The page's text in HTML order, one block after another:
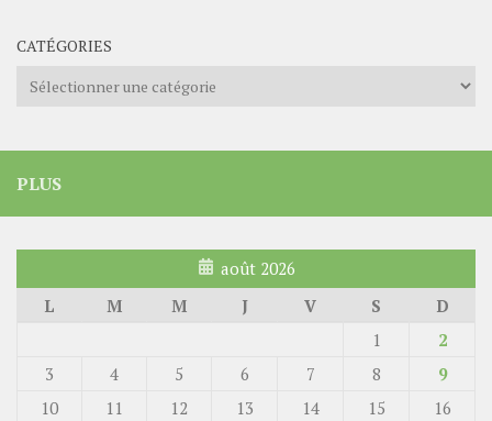
CATÉGORIES
Catégories
PLUS
août 2026
L
M M J V S
D
1
2
3
4 5 6 7 8
9
10
11 12 13 14 15
16